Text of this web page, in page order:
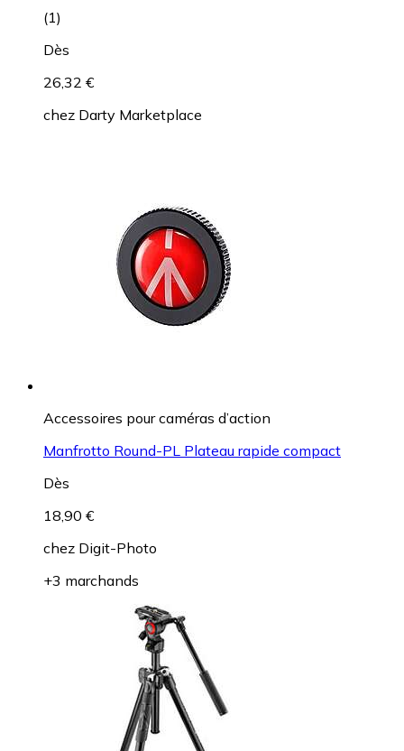
(1)
Dès
26,32 €
chez Darty Marketplace
Accessoires pour caméras d’action
Manfrotto Round-PL Plateau rapide compact
Dès
18,90 €
chez Digit-Photo
+3 marchands